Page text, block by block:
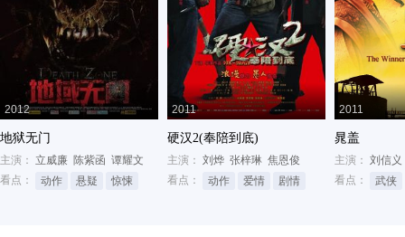
2012
地狱无门
主演： 立威廉 陈紫函 谭耀文
看点：
动作 悬疑 惊悚
2011
硬汉2(奉陪到底)
主演： 刘烨 张梓琳 焦恩俊
看点：
动作 爱情 剧情
2011
晁盖
主演： 刘信义
看点：
武侠